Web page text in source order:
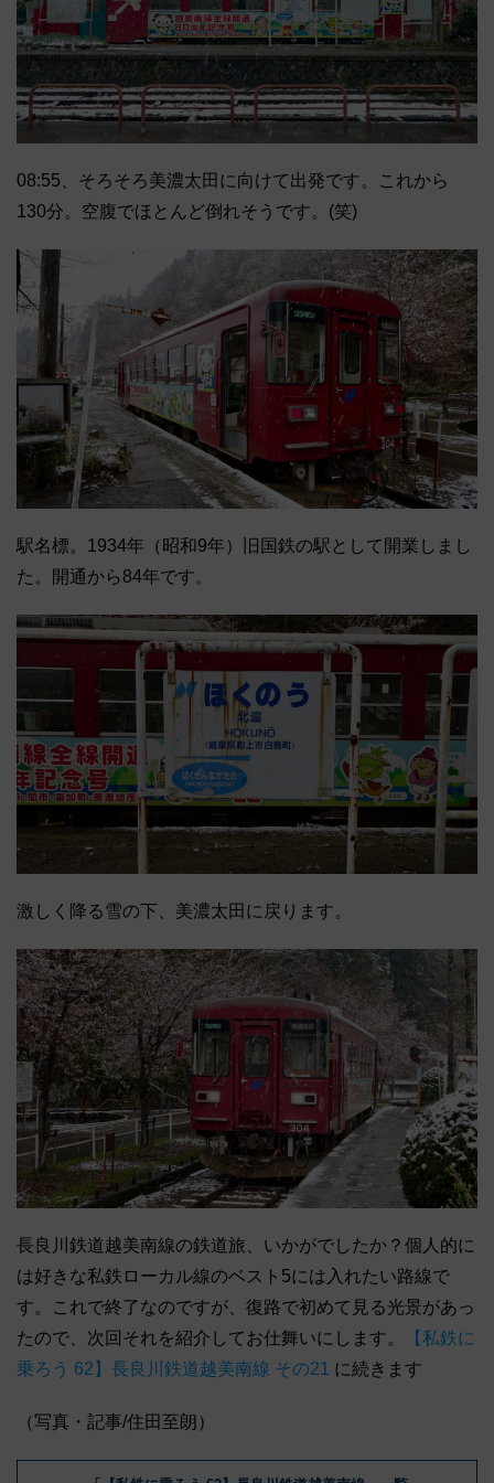
08:55、そろそろ美濃太田に向けて出発です。これから
130分。空腹でほとんど倒れそうです。(笑)
駅名標。1934年（昭和9年）旧国鉄の駅として開業しまし
た。開通から84年です。
激しく降る雪の下、美濃太田に戻ります。
長良川鉄道越美南線の鉄道旅、いかがでしたか？個人的に
は好きな私鉄ローカル線のベスト5には入れたい路線で
す。これで終了なのですが、復路で初めて見る光景があっ
たので、次回それを紹介してお仕舞いにします。
【私鉄に
乗ろう 62】長良川鉄道越美南線 その21 に続きます
（写真・記事/住田至朗）